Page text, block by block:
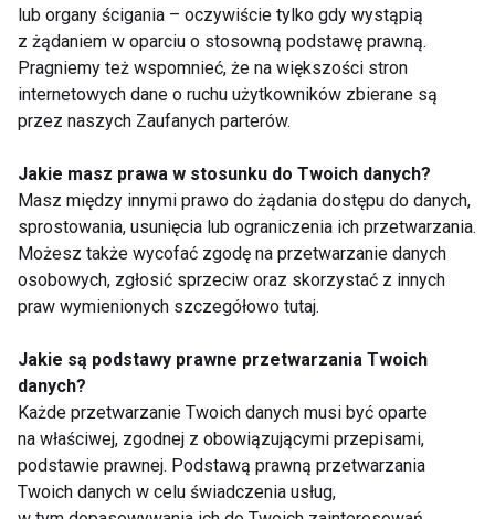
Jak stosować adaptogeny?
Dawkowanie zależy od konkretnego preparatu, ale
zazwyczaj wynosi 300–600 mg ekstraktu dziennie.
Efekty uboczne:
Stosowanie adaptogenów jest zazwyczaj
bezpieczne, choć u niektórych osób mogą wystąpić
reakcje alergiczne lub zaburzenia żołądkowe.
indywidualnych potrzeb?
Uwzględnij cele treningowe
Budowanie masy mięśniowej : Białko,
kreatyna.
lub organy ścigania – oczywiście tylko gdy wystąpią
z żądaniem w oparciu o stosowną podstawę prawną.
Pragniemy też wspomnieć, że na większości stron
internetowych dane o ruchu użytkowników zbierane są
przez naszych Zaufanych parterów.
Jakie masz prawa w stosunku do Twoich danych?
Masz między innymi prawo do żądania dostępu do danych,
sprostowania, usunięcia lub ograniczenia ich przetwarzania.
Możesz także wycofać zgodę na przetwarzanie danych
osobowych, zgłosić sprzeciw oraz skorzystać z innych
praw wymienionych szczegółowo tutaj.
Jakie są podstawy prawne przetwarzania Twoich
danych?
Każde przetwarzanie Twoich danych musi być oparte
na właściwej, zgodnej z obowiązującymi przepisami,
podstawie prawnej. Podstawą prawną przetwarzania
Twoich danych w celu świadczenia usług,